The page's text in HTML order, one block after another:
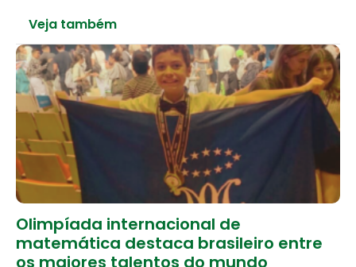
Veja também
Olimpíada internacional de
matemática destaca brasileiro entre
os maiores talentos do mundo